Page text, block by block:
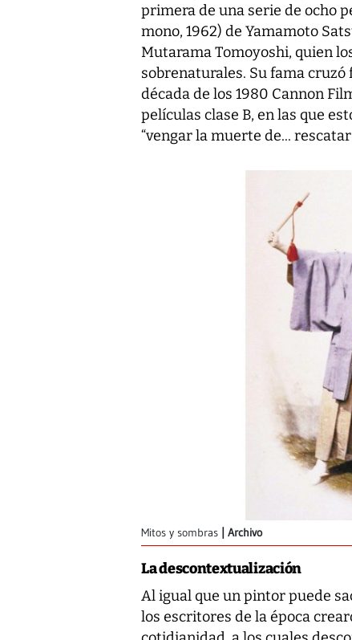
primera de una serie de ocho
mono, 1962) de Yamamoto
Mutarama Tomoyoshi, quien
sobrenaturales. Su fama
década de los 1980 Cannon
películas clase B, en las que
“vengar la muerte de...
Mitos y sombras Archivo
La descontextualización
Al igual que un pintor puede
los escritores de la época